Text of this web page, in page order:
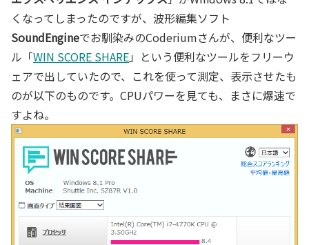
くなってしまったのですが、波形編集ソフト
SoundEngineでお馴染みのCoderiumさんが、便利なツー
ル「WIN SCORE SHARE」という便利なツールをフリーウ
ェアで出していたので、これを使って測定、表示させたも
のが以下のものです。CPUパワーを見ても、まさに爆速で
すよね。